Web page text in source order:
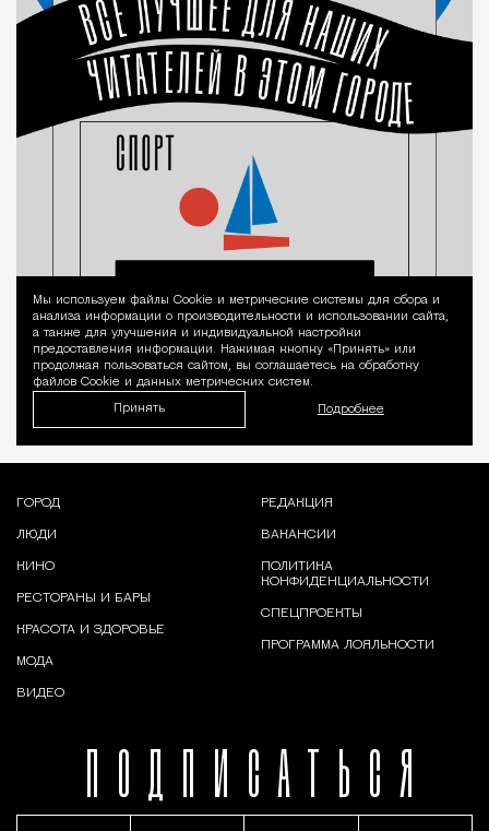
Уведомление
Мы используем файлы Сookie и метрические системы для сбора и
анализа информации о производительности и использовании сайта,
а также для улучшения и индивидуальной настройки
предоставления информации. Нажимая кнопку «Принять» или
продолжая пользоваться сайтом, вы соглашаетесь на обработку
файлов Cookie и данных метрических систем.
Принять Подробнее
ПОДПИСАТЬСЯ
ГОРОД
ЛЮДИ
КИНО
РЕСТОРАНЫ И БАРЫ
КРАСОТА И ЗДОРОВЬЕ
МОДА
ВИДЕО
РЕДАКЦИЯ
ВАКАНСИИ
ПОЛИТИКА
КОНФИДЕНЦИАЛЬНОСТИ
СПЕЦПРОЕКТЫ
ПРОГРАММА ЛОЯЛЬНОСТИ